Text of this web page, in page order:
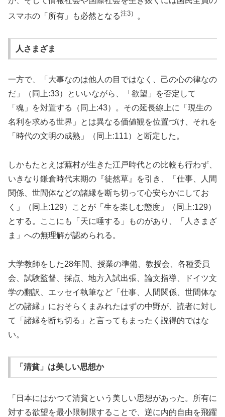
スマホの「所有」も必然となる注3） 。
人さまざま
一方で、「大事なのは他人の目ではなく、己の心の律なの
だ」（同上:33）といいながら、「欲望」を否定して
「魂」を対置する（同上:43）。その延長線上に「現生の
名利を求める世界」とは異なる価値観を位置づけ、それを
「時代の文明の成熟」（同上:111）と断定した。
しかもたとえば蕪村が生きた江戸時代との比較も行わず、
いきなり鎌倉時代末期の『徒然草』を引き、「仕事、人間
関係、世間体などの諸縁を断ち切って心安らかにしてお
く」（同上:129）ことが「生を楽しむ態度」（同上:129）
とする。ここにも「天に唾する」ものがあり、「人さまざ
ま」への無理解が認められる。
大学教師をした28年間、授業の準備、教授会、各種委員
会、試験監督、採点、地方入試出張、論文指導、ドイツ文
学の翻訳、エッセイ執筆など「仕事、人間関係、世間体な
どの諸縁」におそらくまみれたはずの中野が、読者に対し
て「諸縁を断ち切る」と言ってもまったく説得的ではな
い。
「清貧」は美しい思想か
「日本にはかつて清貧という美しい思想があった。所有に
対する欲望を最小限制限することで、逆に内的自由を飛躍